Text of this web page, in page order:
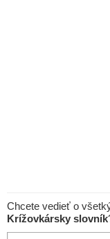
Chcete vedieť o
Krížovkársky slovník